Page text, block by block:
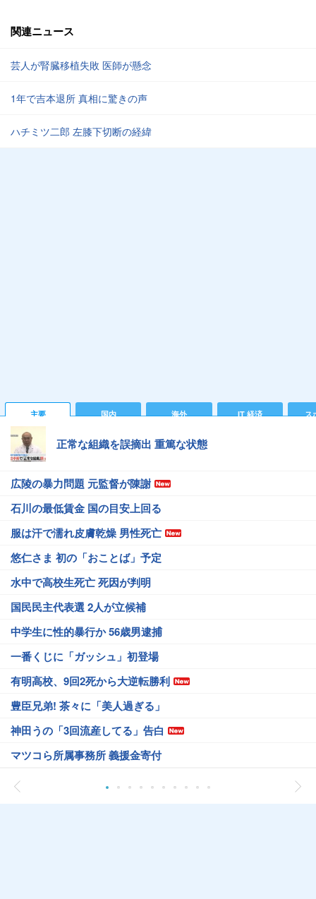
関連ニュース
芸人が腎臓移植失敗 医師が懸念
1年で吉本退所 真相に驚きの声
ハチミツ二郎 左膝下切断の経緯
主要 国内 海外 IT 経済 ス
正常な組織を誤摘出 重篤な状態
広陵の暴力問題 元監督が陳謝
石川の最低賃金 国の目安上回る
服は汗で濡れ皮膚乾燥 男性死亡
悠仁さま 初の「おことば」予定
水中で高校生死亡 死因が判明
国民民主代表選 2人が立候補
中学生に性的暴行か 56歳男逮捕
一番くじに「ガッシュ」初登場
有明高校、9回2死から大逆転勝利
豊臣兄弟! 茶々に「美人過ぎる」
神田うの「3回流産してる」告白
マツコら所属事務所 義援金寄付